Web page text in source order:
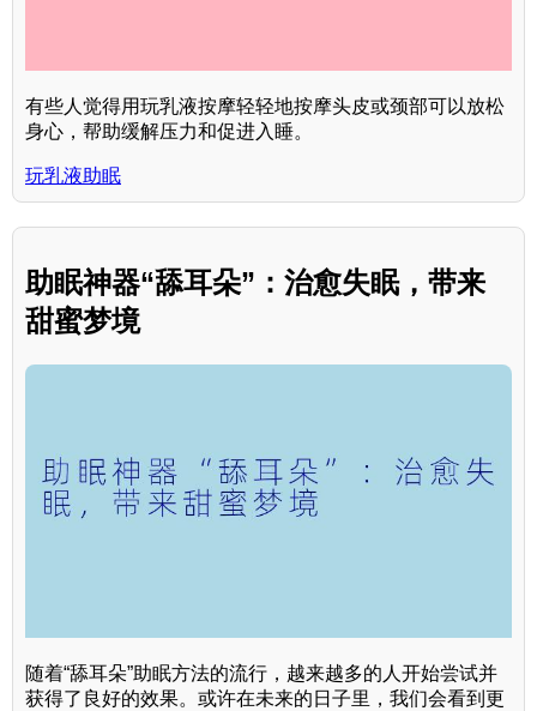
有些人觉得用玩乳液按摩轻轻地按摩头皮或颈部可以放松
身心，帮助缓解压力和促进入睡。
玩乳液助眠
助眠神器“舔耳朵”：治愈失眠，带来
甜蜜梦境
随着“舔耳朵”助眠方法的流行，越来越多的人开始尝试并
获得了良好的效果。或许在未来的日子里，我们会看到更